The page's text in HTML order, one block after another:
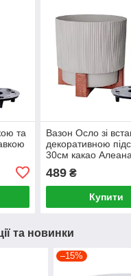
та
Вазон Осло зі
декоративною
30см какао Алеана
489₴
Купити
та новинки
–15%